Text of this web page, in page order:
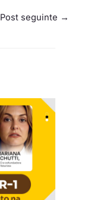
Post seguinte →